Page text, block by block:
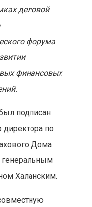
деловой
форума
финансовых
подписан
директора по
Дома
Халанским.